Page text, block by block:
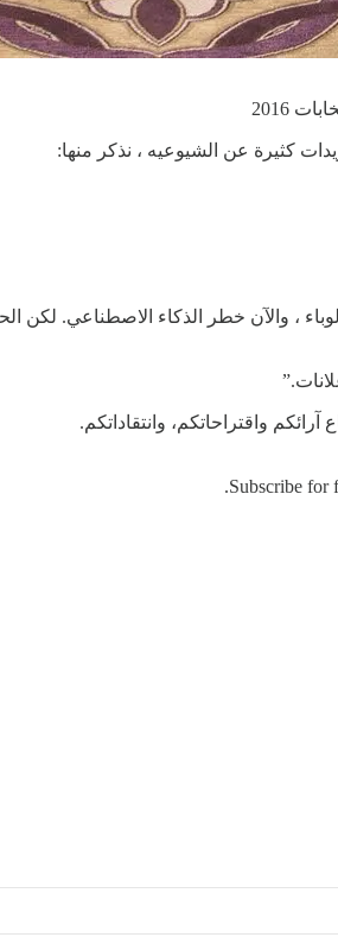
2016
كثيرة عن الشيوعيه ، نذكر منها:
الوباء ، والآن خطر الذكاء الاصطناعي.
واقتراحاتكم، وانتقاداتكم.